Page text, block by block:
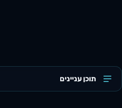
תוכן עניינים